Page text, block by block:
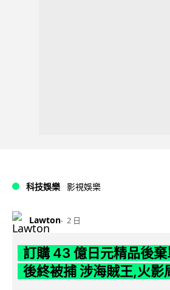
科技娛樂 影視娛樂
Lawton 2 日
訂購 43 億日元精品後
後終被捕 涉海賊王,火影